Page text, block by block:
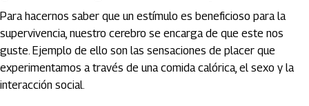
Para hacernos saber que un estímulo es beneficioso para la
supervivencia, nuestro cerebro se encarga de que este nos
guste. Ejemplo de ello son las sensaciones de placer que
experimentamos a través de una comida calórica, el sexo y la
interacción social.